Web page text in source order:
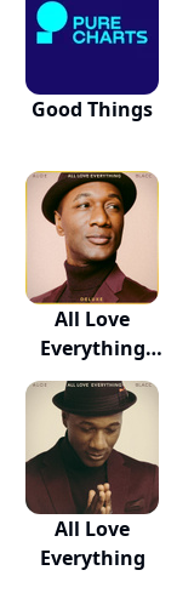
Good Things
All Love
Everything
(Deluxe)
All Love
Everything